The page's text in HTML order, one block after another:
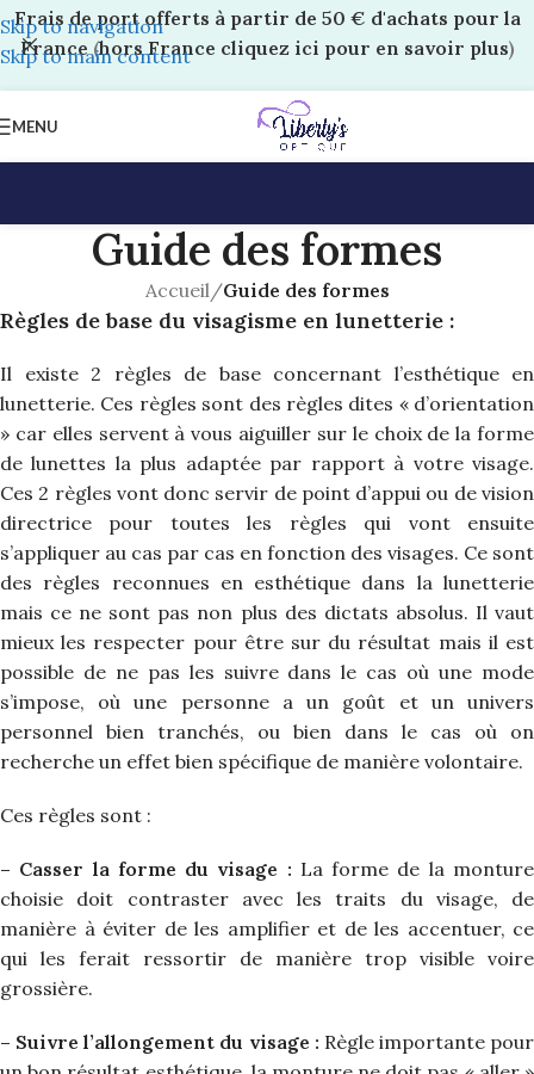
Skip to navigation
Skip to main content
Frais de port offerts à partir de 50 € d'achats pour la
France(hors France cliquez ici pour en savoir plus)
MENU
Guide des formes
Accueil/Guide des formes
Règles de base du visagisme en lunetterie :
Il existe 2 règles de base concernant l’esthétique en
lunetterie. Ces règles sont des règles dites « d’orientation
» car elles servent à vous aiguiller sur le choix de la forme
de lunettes la plus adaptée par rapport à votre visage.
Ces 2 règles vont donc servir de point d’appui ou de vision
directrice pour toutes les règles qui vont ensuite
s’appliquer au cas par cas en fonction des visages. Ce sont
des règles reconnues en esthétique dans la lunetterie
mais ce ne sont pas non plus des dictats absolus. Il vaut
mieux les respecter pour être sur du résultat mais il est
possible de ne pas les suivre dans le cas où une mode
s’impose, où une personne a un goût et un univers
personnel bien tranchés, ou bien dans le cas où on
recherche un effet bien spécifique de manière volontaire.
Ces règles sont :
– Casser la forme du visage : La forme de la monture
choisie doit contraster avec les traits du visage, de
manière à éviter de les amplifier et de les accentuer, ce
qui les ferait ressortir de manière trop visible voire
grossière.
– Suivre l’allongement du visage : Règle importante pour